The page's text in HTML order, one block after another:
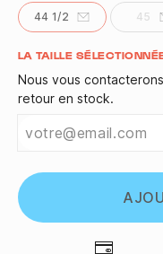
44 1/2 45
Quantité
LA TAILLE
Nous vous
retour en stock.